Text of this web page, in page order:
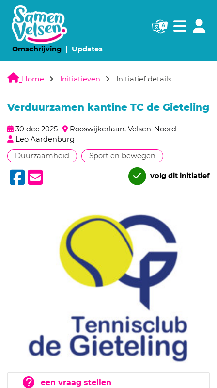
Omschrijving(huidige pagina)
Updates(huidige pagina)
Navigatie
Home Initiatieven Initiatief details
Verduurzamen kantine TC de Gieteling
30 dec 2025
Rooswijkerlaan, Velsen-Noord
Leo Aardenburg
Duurzaamheid
Sport en bewegen
volg dit initiatief
een vraag stellen